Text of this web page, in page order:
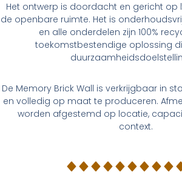
Het ontwerp is doordacht en gericht op
de openbare ruimte. Het is
en alle onderdelen zijn 100%
toekomstbestendige oplossing
De Memory Brick Wall is verkrijgbaar in
en volledig op maat te produceren.
worden afgestemd op locatie,
context.